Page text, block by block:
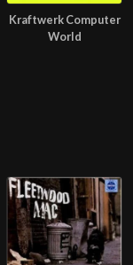
Kraftwerk Computer
World